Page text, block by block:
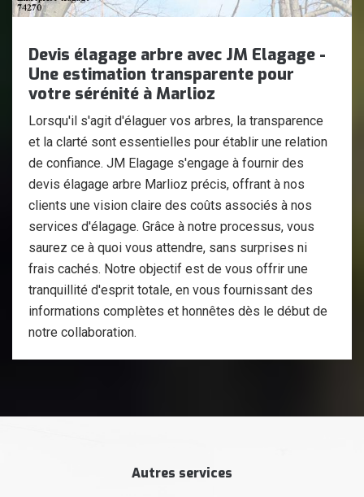
Devis élagage arbre avec JM Elagage -
Une estimation transparente pour
votre sérénité à Marlioz
Lorsqu'il s'agit d'élaguer vos arbres, la transparence
et la clarté sont essentielles pour établir une relation
de confiance. JM Elagage s'engage à fournir des
devis élagage arbre Marlioz précis, offrant à nos
clients une vision claire des coûts associés à nos
services d'élagage. Grâce à notre processus, vous
saurez ce à quoi vous attendre, sans surprises ni
frais cachés. Notre objectif est de vous offrir une
tranquillité d'esprit totale, en vous fournissant des
informations complètes et honnêtes dès le début de
notre collaboration.
Autres services